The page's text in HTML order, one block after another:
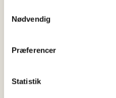
Nødvendig
Præferencer
Statistik